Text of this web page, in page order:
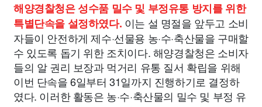
해양경찰청은 성수품 밀수 및 부정유통 방지를 위한
특별단속을 설정하였다. 이는 설 명절을 앞두고 소비
자들이 안전하게 제수·선물용 농·수·축산물을 구매할
수 있도록 돕기 위한 조치이다. 해양경찰청은 소비자
들의 알 권리 보장과 먹거리 유통 질서 확립을 위해
이번 단속을 6일부터 31일까지 진행하기로 결정하
였다. 이러한 활동은 농·수·축산물의 밀수 및 부정 유